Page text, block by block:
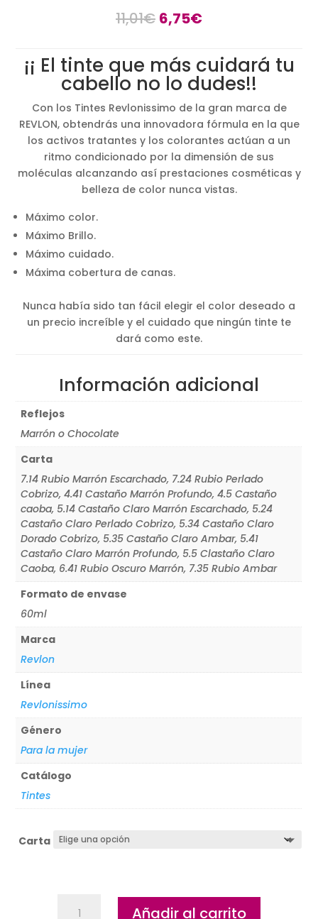
11,01€ El
era:
11,01€.
6,75€El
es:
6,75€.
¡¡ El tinte que más cuidará tu
cabello no lo dudes!!
Con los Tintes Revlonissimo de la gran marca de
REVLON, obtendrás una innovadora fórmula en la que
los activos tratantes y los colorantes actúan a un
ritmo condicionado por la dimensión de sus
moléculas alcanzando así prestaciones cosméticas y
belleza de color nunca vistas.
Máximo color.
Máximo Brillo.
Máximo cuidado.
Máxima cobertura de canas.
Nunca había sido tan fácil elegir el color deseado a
un precio increíble y el cuidado que ningún tinte te
dará como este.
Información adicional
Reflejos
Marrón o Chocolate
Carta
7.14 Rubio Marrón Escarchado, 7.24 Rubio Perlado
Cobrizo, 4.41 Castaño Marrón Profundo, 4.5 Castaño
caoba, 5.14 Castaño Claro Marrón Escarchado, 5.24
Castaño Claro Perlado Cobrizo, 5.34 Castaño Claro
Dorado Cobrizo, 5.35 Castaño Claro Ambar, 5.41
Castaño Claro Marrón Profundo, 5.5 Clastaño Claro
Caoba, 6.41 Rubio Oscuro Marrón, 7.35 Rubio Ambar
Formato de envase
60ml
Marca
Revlon
Línea
Revlonissimo
Género
Para la mujer
Catálogo
Tintes
Carta
Añadir al carrito